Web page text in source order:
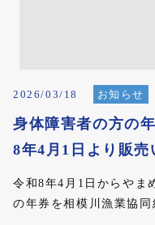
2026/03/18 お知らせ
身体障害者の方
8年4月1日より販売
令和8年4月1日からやま
の年券を相模川漁業協同